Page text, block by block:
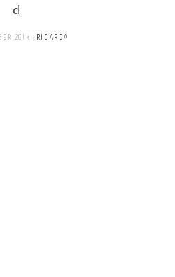
d
2014 RICARDA